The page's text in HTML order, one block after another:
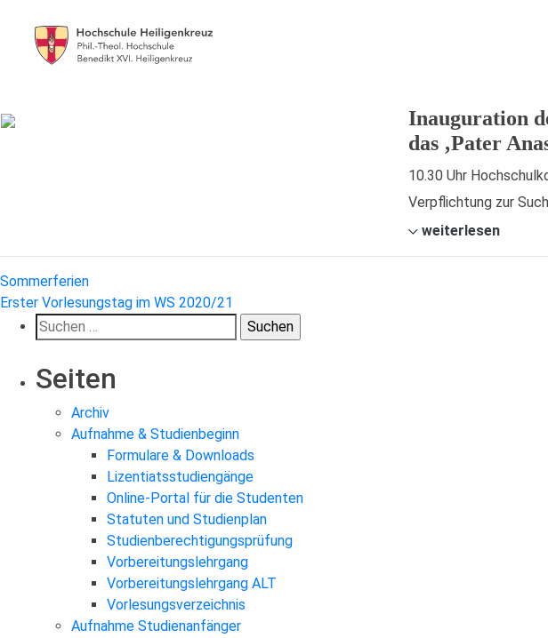
Inauguration
das ‚Pater
10.30 Uhr
Verpflichtung zur
weiterlesen
Beitragsnavigation
Sommerferien
Erster Vorlesungstag im WS 2020/21
Suchen
nach:
Seiten
Archiv
Aufnahme & Studienbeginn
Formulare & Downloads
Lizentiatsstudiengänge
Online-Portal für die Studenten
Statuten und Studienplan
Studienberechtigungsprüfung
Vorbereitungslehrgang
Vorbereitungslehrgang ALT
Vorlesungsverzeichnis
Aufnahme Studienanfänger